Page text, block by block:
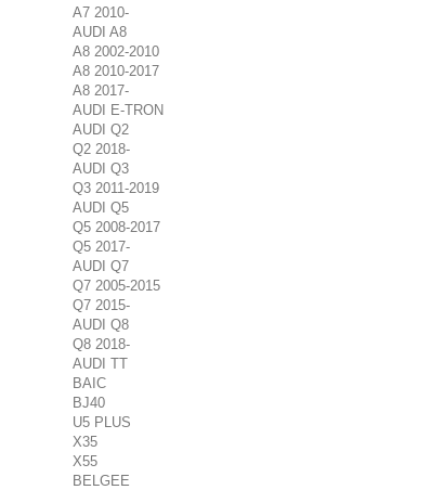
A7 2010-
AUDI A8
A8 2002-2010
A8 2010-2017
A8 2017-
AUDI E-TRON
AUDI Q2
Q2 2018-
AUDI Q3
Q3 2011-2019
AUDI Q5
Q5 2008-2017
Q5 2017-
AUDI Q7
Q7 2005-2015
Q7 2015-
AUDI Q8
Q8 2018-
AUDI TT
BAIC
BJ40
U5 PLUS
X35
X55
BELGEE